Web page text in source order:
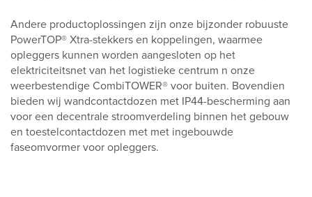
Andere productoplossingen zijn onze bijzonder robuuste
PowerTOP® Xtra-stekkers en koppelingen, waarmee
opleggers kunnen worden aangesloten op het
elektriciteitsnet van het logistieke centrum n onze
weerbestendige CombiTOWER® voor buiten. Bovendien
bieden wij wandcontactdozen met IP44-bescherming aan
voor een decentrale stroomverdeling binnen het gebouw
en toestelcontactdozen met met ingebouwde
faseomvormer voor opleggers.